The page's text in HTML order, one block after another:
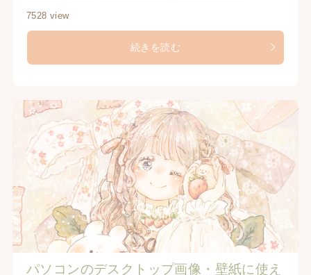
7528 view
続きを読む
パソコンのデスクトップ画像・壁紙に使え